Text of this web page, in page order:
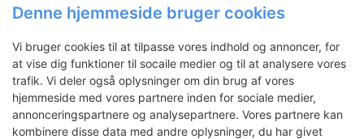
Denne hjemmeside bruger cookies
Vi bruger cookies til at tilpasse vores indhold og annoncer, for
at vise dig funktioner til socaile medier og til at analysere vores
trafik. Vi deler også oplysninger om din brug af vores
hjemmeside med vores partnere inden for sociale medier,
annonceringspartnere og analysepartnere. Vores partnere kan
kombinere disse data med andre oplysninger, du har givet